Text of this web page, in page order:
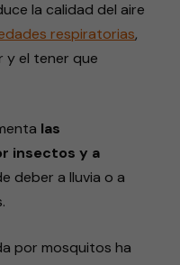
la calidad del aire
respiratorias,
y el tener que
las
insectos y a
deber a lluvia o a
por mosquitos ha